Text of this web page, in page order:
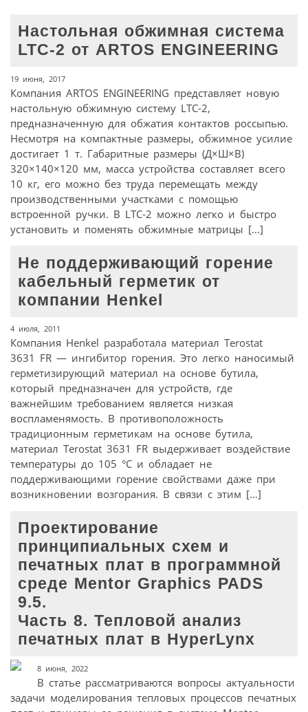
Настольная обжимная система
LTC-2 от ARTOS ENGINEERING
19 июня, 2017
Компания ARTOS ENGINEERING представляет новую
настольную обжимную систему LTC-2,
предназначенную для обжатия контактов россыпью.
Несмотря на компактные размеры, обжимное усилие
достигает 1 т. Габаритные размеры (Д×Ш×В)
320×140×120 мм, масса устройства составляет всего
10 кг, его можно без труда перемещать между
производственными участками с помощью
встроенной ручки. В LTC-2 можно легко и быстро
установить и поменять обжимные матрицы […]
Не поддерживающий горение
кабельный герметик от
компании Henkel
4 июля, 2011
Компания Henkel разработала материал Terostat
3631 FR — ингибитор горения. Это легко наносимый
герметизирующий материал на основе бутила,
который предназначен для устройств, где
важнейшим требованием является низкая
воспламенямость. В противоположность
традиционным герметикам на основе бутила,
материал Terostat 3631 FR выдерживает воздействие
температуры до 105 °C и обладает не
поддерживающими горение свойствами даже при
возникновении возгорания. В связи с этим […]
Проектирование
принципиальных схем и
печатных плат в программной
среде Mentor Graphics PADS
9.5.
Часть 8. Тепловой анализ
печатных плат в HyperLynx
8 июня, 2022
В статье рассматриваются вопросы актуальности
задачи моделирования тепловых процессов печатных